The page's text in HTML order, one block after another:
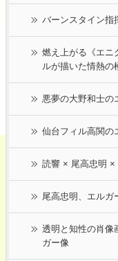
バーンスタイン指
燃え上がる《エ
ルが描いた情熱の
悪夢の大野和士の
仙台フィル高関の
読響 × 尾高忠明 ×
尾高忠明、エルガ
透明と知性の肖
ガー像